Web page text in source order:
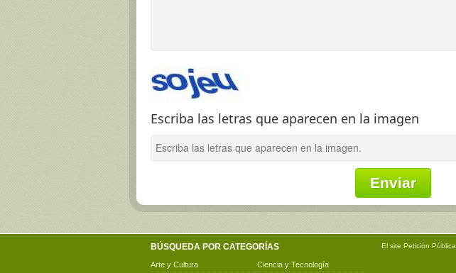
Escriba las letras que aparecen en la imagen
BÚSQUEDA POR CATEGORÍAS
Arte y Cultura Ciencia y Tecnología
El site Petición Pública